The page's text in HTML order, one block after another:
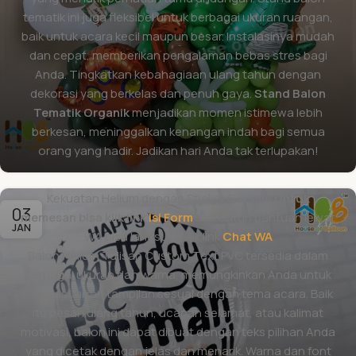
tematik ini juga fleksibel untuk berbagai ukuran ruangan,
baik untuk acara kecil maupun besar. Instalasinya mudah
dan cepat, memberikan pengalaman bebas stres bagi
Anda. Tingkatkan kebahagiaan ulang tahun dengan
dekorasi yang berkelas dan penuh gaya.Stand Balon
Tematik Organikmenjadikan momen istimewa lebih
berkesan, meninggalkan kenangan indah bagi semua
orang yang hadir. Jadikan hari Anda tak terlupakan!
03
JAN
acara. Deskripsi :
Balon Helium PVC 18 Inch / 40 cm Clear 1 pcs
Custom Text tulisan
Balon Helium Latex 11 Inch / 25 cm 2 pcs
Dengan Helium Balon Total Tinggi 140 -160 cm
Helium Murni 99.98% Bersertifikat, aman, non-flamable,
non-toxic
Menggunakan penguat balon Lasty Loon (Meningkat dari
kekuatan 4 jam menjadi 20-30 jam)
Untuk
memesan bisa klik linkIsi Form Jika butuh bantuan lewat
WA bisa langsung klik link Chat WA
Balon Helium Tulisan Custom Text PVC tersedia dalam
berbagai ukuran dan warna, memungkinkan Anda untuk
menyesuaikan tampilan sesuai dengan tema acara. Baik
itu pesan ulang tahun, ucapan selamat, atau kalimat
motivasi, balon ini dapat dibuat dengan teks pilihan Anda
yang dicetak dengan jelas dan menarik. Warna dan font
Balon Helium Champagne Happy Birthday
Organic